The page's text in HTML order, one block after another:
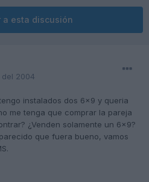
a esta discusión
2004
instalados dos 6x9 y queria
me tenga que comprar la pareja
¿Venden solamente un 6x9?
que fuera bueno, vamos